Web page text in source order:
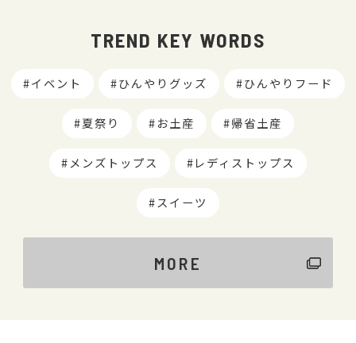
TREND KEY WORDS
イベント ひんやりグッズ ひんやりフード
夏祭り お土産 帰省土産
メンズトップス レディストップス
スイーツ
MORE